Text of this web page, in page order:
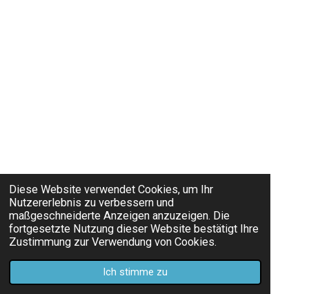
Diese Website verwendet Cookies, um Ihr
Nutzererlebnis zu verbessern und
maßgeschneiderte Anzeigen anzuzeigen. Die
fortgesetzte Nutzung dieser Website bestätigt Ihre
Zustimmung zur Verwendung von Cookies.
Ich stimme zu